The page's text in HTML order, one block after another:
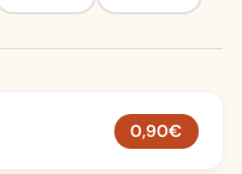
0,90€